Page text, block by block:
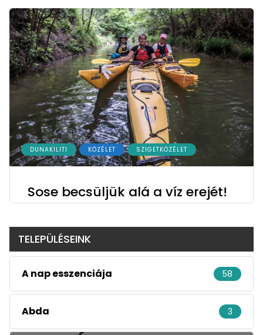
DUNAKILITI KÖZÉLET SZIGETKÖZÉLET
Sose becsüljük alá a víz erejét!
TELEPÜLÉSEINK
A nap esszenciája 58
Abda 3